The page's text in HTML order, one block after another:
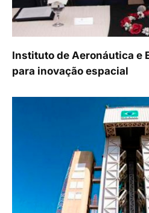
Instituto de Aeronáutica e
para inovação espacial